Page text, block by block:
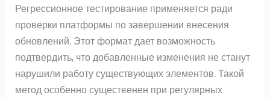
Регрессионное тестирование применяется ради
проверки платформы по завершении внесения
обновлений. Этот формат дает возможность
подтвердить, что добавленные изменения не станут
нарушили работу существующих элементов. Такой
метод особенно существенен при регулярных